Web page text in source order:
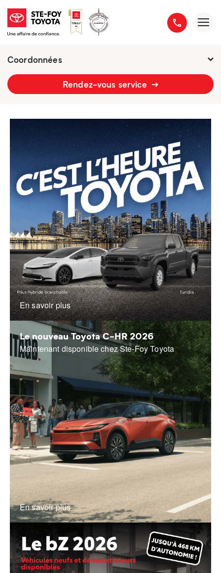
Coordonnées
2777 boulevard du Versant-Nord
Rendez-vous service
En savoir plus
Le nouveau Toyota C-HR 2026
Maintenant disponible chez Ste-Foy Toyota
En savoir plus